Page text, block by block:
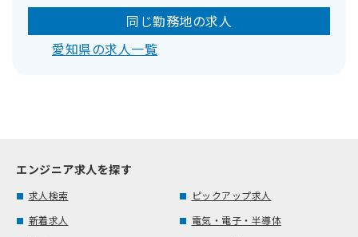
同じ勤務地の求人
愛知県の求人一覧
エンジニア求人を探す
求人検索
ピックアップ求人
新着求人
電気・電子・半導体